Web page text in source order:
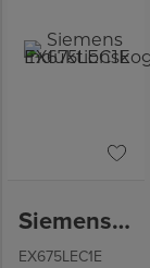
Siemens Induktionskogeplade
EX675LEC1E